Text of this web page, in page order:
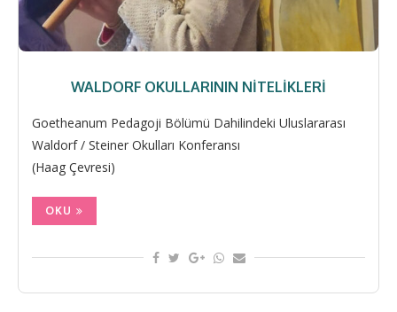
WALDORF OKULLARININ NITELIKLERI
Goetheanum Pedagoji Bölümü Dahilindeki Uluslararası
Waldorf / Steiner Okulları Konferansı
(Haag Çevresi)
OKU